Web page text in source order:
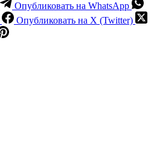
Опубликовать на WhatsApp
Опубликовать на X (Twitter)